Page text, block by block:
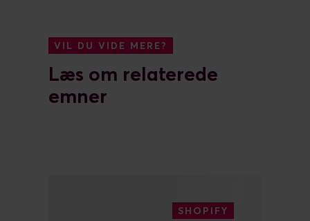
LÆS MERE
Horizon, theme app